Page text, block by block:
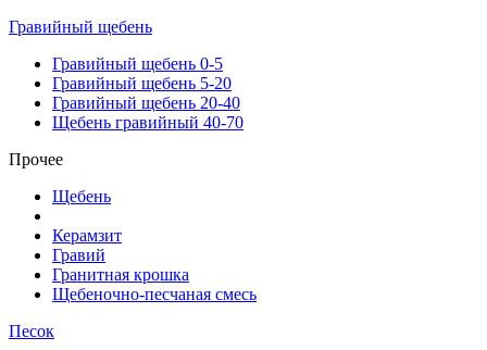
Гравийный щебень
Гравийный щебень 0-5
Гравийный щебень 5-20
Гравийный щебень 20-40
Щебень гравийный 40-70
Прочее
Щебень
Керамзит
Гравий
Гранитная крошка
Щебеночно-песчаная смесь
Песок